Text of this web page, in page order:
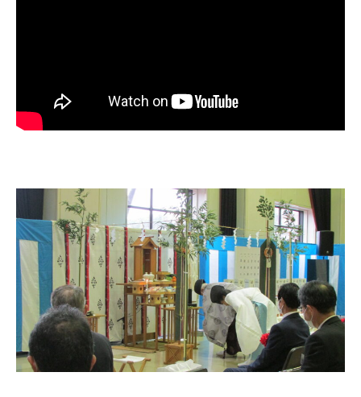
Language
日本語 English Tiếng Việt 한국어
Follow Us
蓄電事業
バイオマス発電
地熱発電
太陽光発電の取り組み
バイオマス発電の取り組み
私たちの想い
経営メンバー
組織図
ガバナンス
TCFD提言に沿う情報開示
SDGsへの取り組み
IRニュース
財務ハイライト
IRライブラリー
株式情報 / 社債情報
IRカレンダー